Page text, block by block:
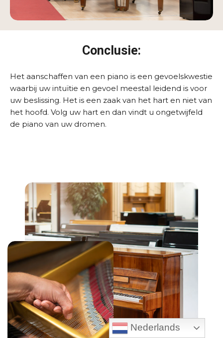
Conclusie:
Het aanschaffen van een piano is een gevoelskwestie
waarbij uw intuïtie en gevoel meestal leidend is voor
uw beslissing. Het is een zaak van het hart en niet van
het hoofd. Volg uw hart en dan vindt u ongetwijfeld
de piano van uw dromen.
Nederlands